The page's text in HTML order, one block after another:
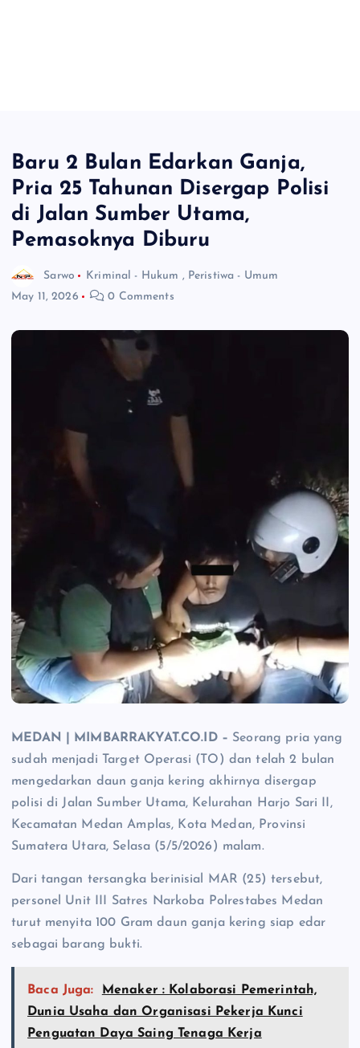
Baru 2 Bulan Edarkan Ganja,
Pria 25 Tahunan Disergap Polisi
di Jalan Sumber Utama,
Pemasoknya Diburu
Sarwo Kriminal - Hukum , Peristiwa - Umum
May 11, 2026
0 Comments
MEDAN | MIMBARRAKYAT.CO.ID – Seorang pria yang
sudah menjadi Target Operasi (TO) dan telah 2 bulan
mengedarkan daun ganja kering akhirnya disergap
polisi di Jalan Sumber Utama, Kelurahan Harjo Sari II,
Kecamatan Medan Amplas, Kota Medan, Provinsi
Sumatera Utara, Selasa (5/5/2026) malam.
Dari tangan tersangka berinisial MAR (25) tersebut,
personel Unit III Satres Narkoba Polrestabes Medan
turut menyita 100 Gram daun ganja kering siap edar
sebagai barang bukti.
Baca Juga:
Menaker : Kolaborasi Pemerintah,
Dunia Usaha dan Organisasi Pekerja Kunci
Penguatan Daya Saing Tenaga Kerja